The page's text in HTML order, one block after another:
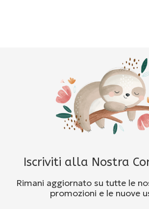
Iscriviti alla Nostra
Rimani aggiornato su tutte le
promozioni e le nuove